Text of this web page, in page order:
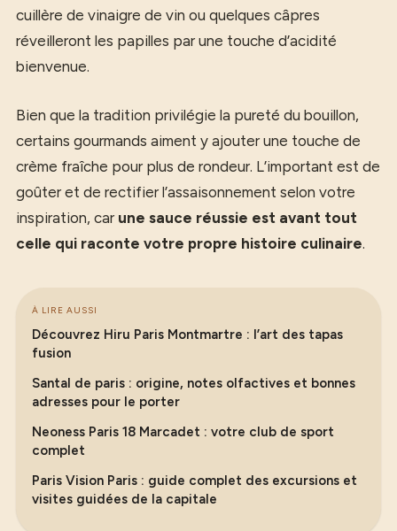
cuillère de vinaigre de vin ou quelques câpres
réveilleront les papilles par une touche d’acidité
bienvenue.
Bien que la tradition privilégie la pureté du bouillon,
certains gourmands aiment y ajouter une touche de
crème fraîche pour plus de rondeur. L’important est de
goûter et de rectifier l’assaisonnement selon votre
inspiration, car une sauce réussie est avant tout
celle qui raconte votre propre histoire culinaire.
À LIRE AUSSI
Découvrez Hiru Paris Montmartre : l’art des tapas
fusion
Santal de paris : origine, notes olfactives et bonnes
adresses pour le porter
Neoness Paris 18 Marcadet : votre club de sport
complet
Paris Vision Paris : guide complet des excursions et
visites guidées de la capitale